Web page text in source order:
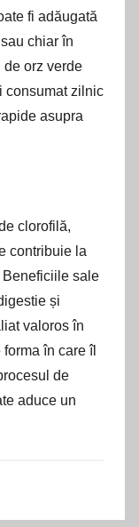
fi adăugată
chiar în
orz verde
consumat zilnic
asupra
clorofilă,
contribuie la
sale
și
valoros în
în care îl
de
aduce un